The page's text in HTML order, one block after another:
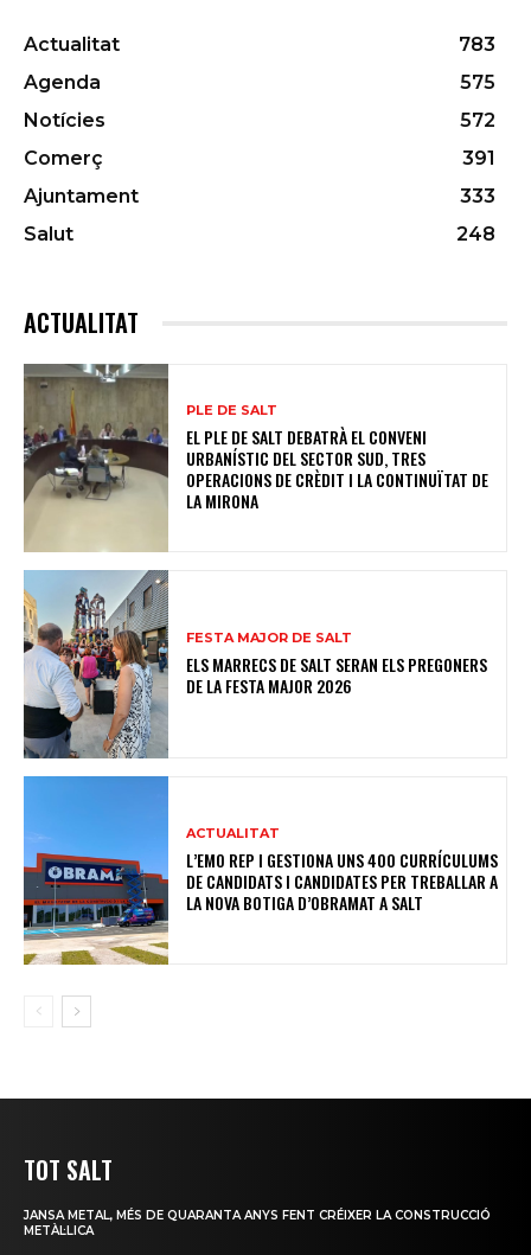
Actualitat
783
Agenda
575
Notícies
572
Comerç
391
Ajuntament
333
Salut
248
ACTUALITAT
PLE DE SALT
EL PLE DE SALT DEBATRÀ EL CONVENI
URBANÍSTIC DEL SECTOR SUD, TRES
OPERACIONS DE CRÈDIT I LA CONTINUÏTAT DE
LA MIRONA
FESTA MAJOR DE SALT
ELS MARRECS DE SALT SERAN ELS PREGONERS
DE LA FESTA MAJOR 2026
ACTUALITAT
L’EMO REP I GESTIONA UNS 400 CURRÍCULUMS
DE CANDIDATS I CANDIDATES PER TREBALLAR A
LA NOVA BOTIGA D’OBRAMAT A SALT
TOT SALT
JANSA METAL, MÉS DE QUARANTA ANYS FENT CRÉIXER LA CONSTRUCCIÓ
METÀL·LICA